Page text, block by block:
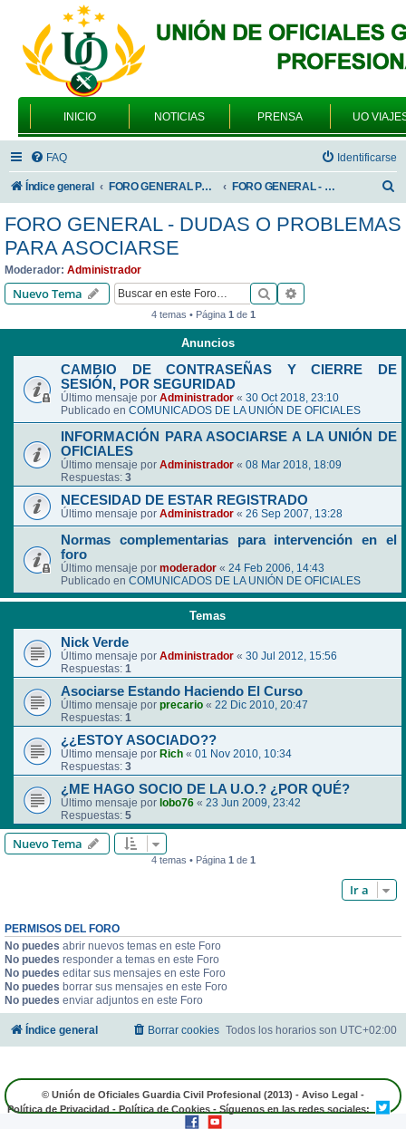
INICIO NOTICIAS PRENSA UO
FAQ Identificarse
Índice general FORO GENERAL PARA TODOS LOS USUARIOS FORO GENERAL - DUDAS O PROBLEMAS PARA ASOCIARSE
s
FORO GENERAL - DUDAS O PROBLEMAS
PARA ASOCIARSE
Moderador: Administrador
Nuevo Tema Buscar
4 temas • Página 1de 1
Anuncios
CAMBIO DE CONTRASEÑAS Y CIERRE DE
SESIÓN, POR SEGURIDAD
Último mensaje por Administrador « 30 Oct 2018, 23:10
Publicado en COMUNICADOS DE LA UNIÓN DE OFICIALES
INFORMACIÓN PARA ASOCIARSE A LA UNIÓN DE
OFICIALES
Último mensaje por Administrador « 08 Mar 2018, 18:09
Respuestas: 3
NECESIDAD DE ESTAR REGISTRADO
Último mensaje por Administrador « 26 Sep 2007, 13:28
Normas complementarias para intervención en el
foro
Último mensaje por moderador « 24 Feb 2006, 14:43
Publicado en COMUNICADOS DE LA UNIÓN DE OFICIALES
Temas
Nick Verde
Último mensaje por Administrador « 30 Jul 2012, 15:56
Respuestas: 1
Asociarse Estando Haciendo El Curso
Último mensaje por precario « 22 Dic 2010, 20:47
Respuestas: 1
¿¿ESTOY ASOCIADO??
Último mensaje por Rich « 01 Nov 2010, 10:34
Respuestas: 3
¿ME HAGO SOCIO DE LA U.O.? ¿POR QUÉ?
Último mensaje por lobo76 « 23 Jun 2009, 23:42
Respuestas: 5
Nuevo Tema
4 temas • Página 1de 1
Ir a
PERMISOS DEL FORO
No puedes abrir nuevos temas en este Foro
No puedes responder a temas en este Foro
No puedes editar sus mensajes en este Foro
No puedes borrar sus mensajes en este Foro
No puedes enviar adjuntos en este Foro
Índice general Todos los horarios son UTC+02:00
Borrar cookies
© Unión de Oficiales Guardia Civil Profesional (2013) - Aviso Legal -
Política de Privacidad-Política de Cookies- Síguenos en las redes sociales: